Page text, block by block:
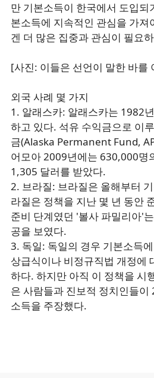
만 기본소득이 한국에서 도입되
본소득에 지속적인 관심을 가져
겐 더 많은 집중과 관심이 필요
[사진: 이들은 선언이 말한 바를
외국 사례 몇 가지
1. 알래스카: 알래스카는 1982
하고 있다. 석유 수익금으로 이
금(Alaska Permanent Fund,
어모아 2009년에는 630,000명
1,305 달러를 받았다.
2. 브라질: 브라질은 올해부터
라질은 정책을 지난 몇 년 동안
준비 단계였던 '볼사 파밀리아'
공을 보였다.
3. 독일: 독일의 경우 기본소득
상급식이나 비정규직법 개정에
하다. 하지만 아직 이 정책을 시
은 사람들과 진보적 정치인들
소득을 주장했다.